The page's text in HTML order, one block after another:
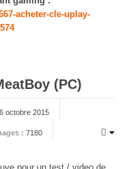
acheter-cle-uplay-
(PC)
octobre 2015
: 7180